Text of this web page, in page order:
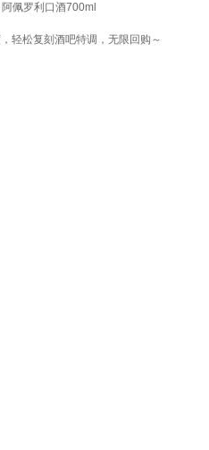
佩罗利口酒700ml
轻松复刻酒吧特调，无限回购～